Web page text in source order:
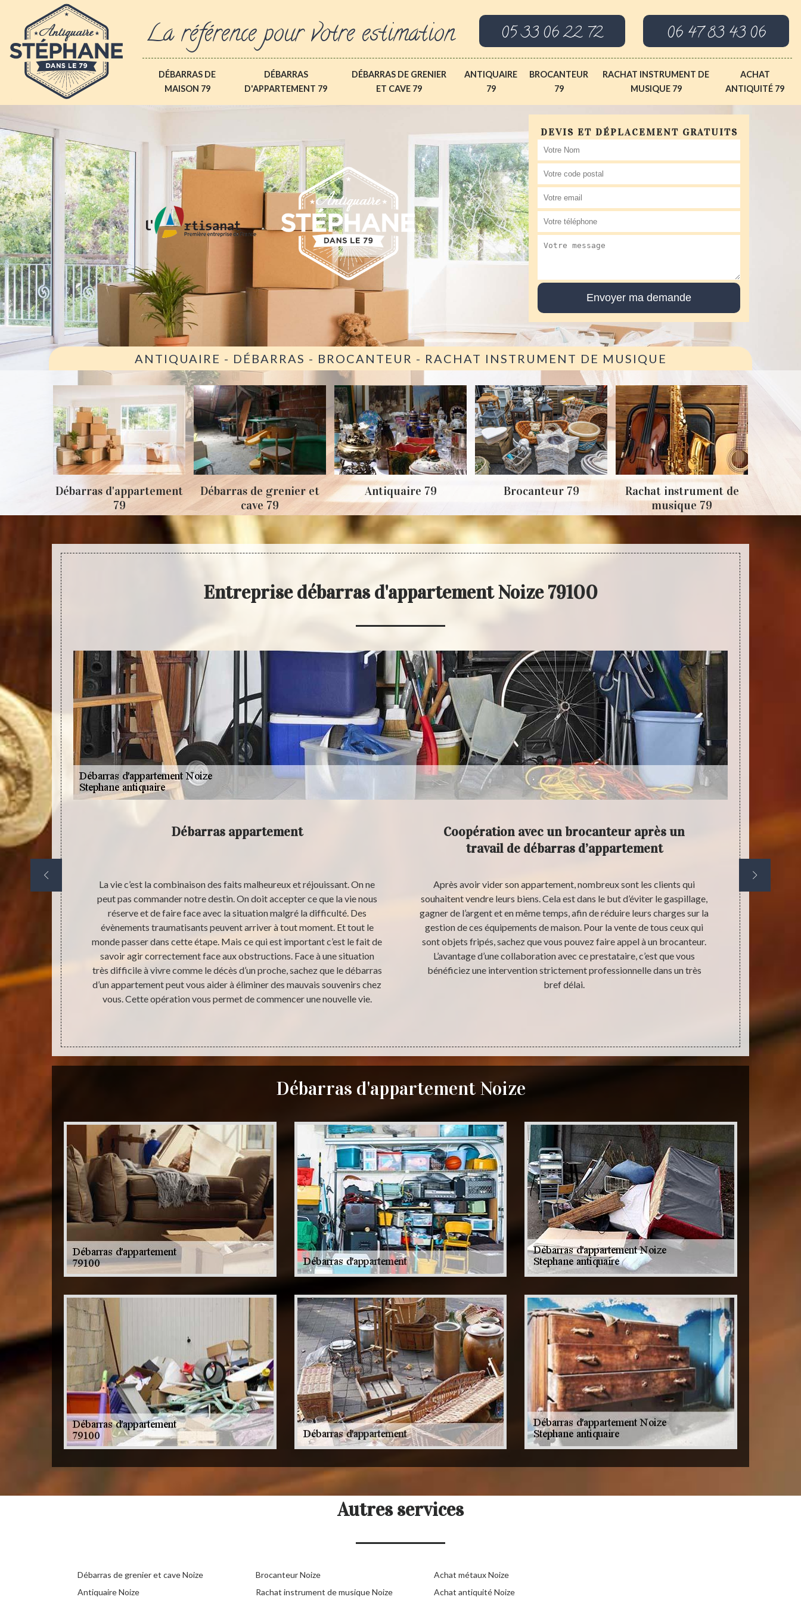
La référence pour votre estimation 05 33 06 22 72 06 47 83 43 06
DÉBARRAS DE
MAISON 79
DÉBARRAS
D'APPARTEMENT 79
DÉBARRAS DE GRENIER
ET CAVE 79
ANTIQUAIRE
79
BROCANTEUR
79
RACHAT INSTRUMENT DE
MUSIQUE 79
ACHAT
ANTIQUITÉ 79
DEVIS ET DÉPLACEMENT GRATUITS
ANTIQUAIRE - DÉBARRAS - BROCANTEUR - RACHAT INSTRUMENT DE MUSIQUE
Débarras d'appartement
79
Débarras de grenier et
cave 79
Antiquaire 79 Brocanteur 79
Rachat instrument de
musique 79
Entreprise débarras d'appartement Noize 79100
valeur des
qui peut
Débarras appartement
La vie c’est la combinaison des faits malheureux et réjouissant. On ne
peut pas commander notre destin. On doit accepter ce que la vie nous
réserve et de faire face avec la situation malgré la difficulté. Des
évènements traumatisants peuvent arriver à tout moment. Et tout le
monde passer dans cette étape. Mais ce qui est important c’est le fait de
savoir agir correctement face aux obstructions. Face à une situation
très difficile à vivre comme le décès d’un proche, sachez que le débarras
d’un appartement peut vous aider à éliminer des mauvais souvenirs chez
vous. Cette opération vous permet de commencer une nouvelle vie.
Coopération avec un brocanteur après un
travail de débarras d’appartement
Après avoir vider son appartement, nombreux sont les clients qui
souhaitent vendre leurs biens. Cela est dans le but d’éviter le gaspillage,
gagner de l’argent et en même temps, afin de réduire leurs charges sur la
gestion de ces équipements de maison. Pour la vente de tous ceux qui
sont objets fripés, sachez que vous pouvez faire appel à un brocanteur.
L’avantage d’une collaboration avec ce prestataire, c’est que vous
bénéficiez une intervention strictement professionnelle dans un très
bref délai.
débarras
Débarras d'appartement Noize
Autres services
Débarras de grenier et cave Noize
Antiquaire Noize
Brocanteur Noize
Rachat instrument de musique Noize
Achat métaux Noize
Achat antiquité Noize